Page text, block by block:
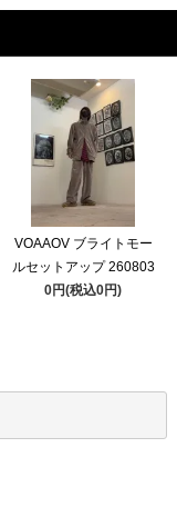
VOAAOV ブライトモー
ルセットアップ 260803
0円(税込0円)